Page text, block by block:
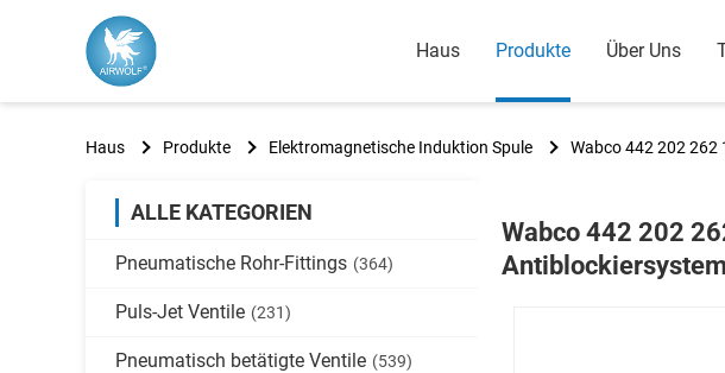
Haus Produkte Über Uns
Haus Produkte Elektromagnetische Induktion Spule Wabco 442 202 262
ALLE KATEGORIEN
Pneumatische Rohr-Fittings (364)
Puls-Jet Ventile (231)
Pneumatisch betätigte Ventile (539)
Wabco 442 202